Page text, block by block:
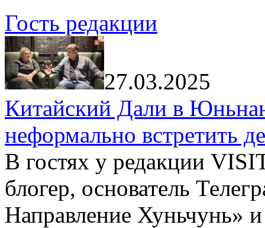
Гость редакции
27.03.2025
Китайский Дали в
неформально встретить
В гостях у редакции
блогер, основатель
Направление Хуньчунь»